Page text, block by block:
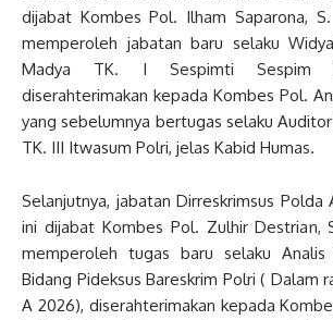
dijabat Kombes Pol. Ilham Saparona,
memperoleh jabatan baru selaku
Madya TK. I Sespimti Sespim
diserahterimakan kepada Kombes Pol.
yang sebelumnya bertugas selaku
TK. III Itwasum Polri, jelas Kabid Humas.
Selanjutnya, jabatan Dirreskrimsus Polda
ini dijabat Kombes Pol. Zulhir Destrian,
memperoleh tugas baru selaku Analis
Bidang Pideksus Bareskrim Polri ( Dalam
A 2026), diserahterimakan kepada